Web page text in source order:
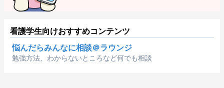
看護学生向けおすすめコンテンツ
悩んだらみんなに相談＠ラウンジ
勉強方法、わからないところなど何でも相談